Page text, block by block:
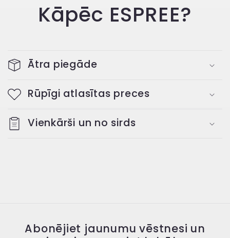
Kāpēc ESPREE?
Ātra piegāde
Rūpīgi atlasītas preces
Vienkārši un no sirds
Abonējiet jaunumu vēstnesi un